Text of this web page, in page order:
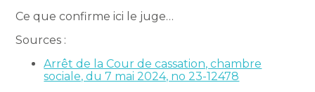
Ce que confirme ici le juge…
Sources :
Arrêt de la Cour de cassation, chambre
sociale, du 7 mai 2024, no 23-12478